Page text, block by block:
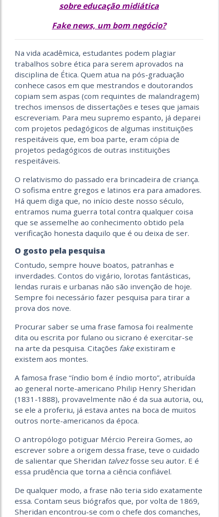
sobre educação midiática
Fake news, um bom negócio?
Na vida acadêmica, estudantes podem plagiar
trabalhos sobre ética para serem aprovados na
disciplina de Ética. Quem atua na pós-graduação
conhece casos em que mestrandos e doutorandos
copiam sem aspas (com requintes de malandragem)
trechos imensos de dissertações e teses que jamais
escreveriam. Para meu supremo espanto, já deparei
com projetos pedagógicos de algumas instituições
respeitáveis que, em boa parte, eram cópia de
projetos pedagógicos de outras instituições
respeitáveis.
O relativismo do passado era brincadeira de criança.
O sofisma entre gregos e latinos era para amadores.
Há quem diga que, no início deste nosso século,
entramos numa guerra total contra qualquer coisa
que se assemelhe ao conhecimento obtido pela
verificação honesta daquilo que é ou deixa de ser.
O gosto pela pesquisa
Contudo, sempre houve boatos, patranhas e
inverdades. Contos do vigário, lorotas fantásticas,
lendas rurais e urbanas não são invenção de hoje.
Sempre foi necessário fazer pesquisa para tirar a
prova dos nove.
Procurar saber se uma frase famosa foi realmente
dita ou escrita por fulano ou sicrano é exercitar-se
na arte da pesquisa. Citações fake existiram e
existem aos montes.
A famosa frase “índio bom é índio morto”, atribuída
ao general norte-americano Philip Henry Sheridan
(1831-1888), provavelmente não é da sua autoria, ou,
se ele a proferiu, já estava antes na boca de muitos
outros norte-americanos da época.
O antropólogo potiguar Mércio Pereira Gomes, ao
escrever sobre a origem dessa frase, teve o cuidado
de salientar que Sheridan talvezfosse seu autor. E é
essa prudência que torna a ciência confiável.
De qualquer modo, a frase não teria sido exatamente
essa. Contam seus biógrafos que, por volta de 1869,
Sheridan encontrou-se com o chefe dos comanches,